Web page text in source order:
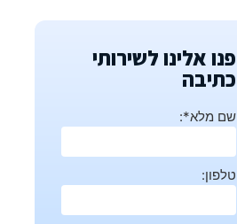
פנו אלינו לשירותי
כתיבה
שם מלא*:
טלפון: